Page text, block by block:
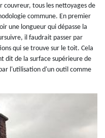
couvreur, tous les nettoyages de
commune. En premier
une longueur qui dépasse la
il faudrait passer par
qui se trouve sur le toit. Cela
dit de la surface supérieure de
l'utilisation d'un outil comme